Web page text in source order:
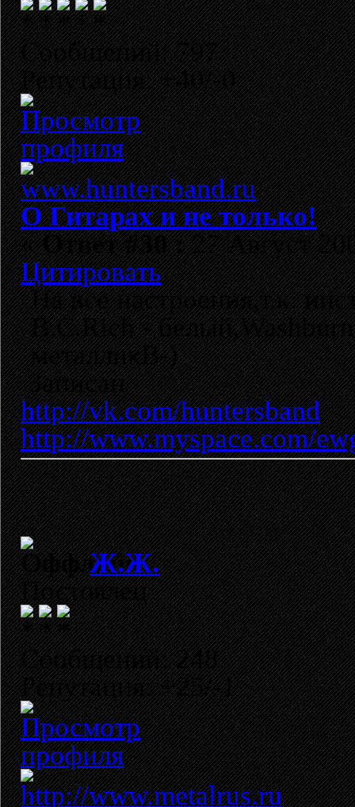
Сообщений: 797
Репутация: +40/-0
О Гитарах и не только!
«Ответ #30 :27 Август
Цитировать
На все настроения,т.к.
B.C.Rich -
металликB-)
Записан
http://vk.com/huntersband
http://www.myspace.com/
Ж.Ж.
Постоялец
Сообщений: 248
Репутация: +25/-1